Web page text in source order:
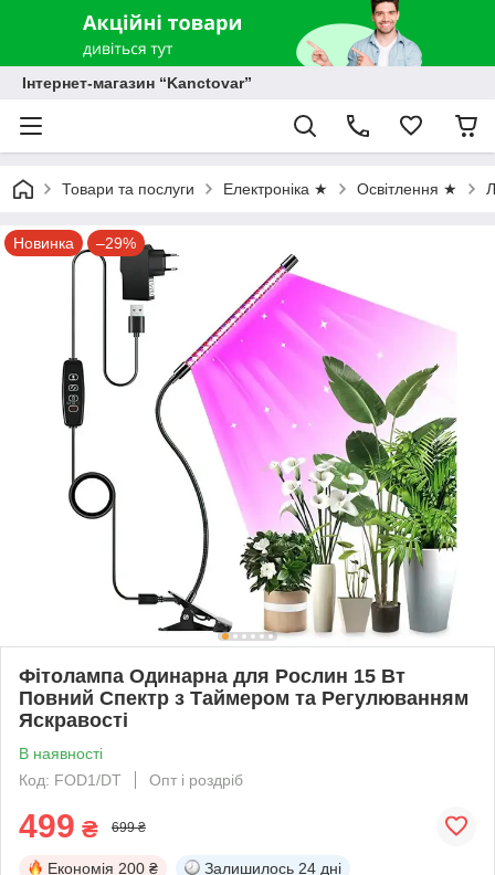
Інтернет-магазин “Kanctovar”
Товари та послуги Електроніка ★ Освітлення ★
Новинка –29%
Фітолампа Одинарна для Рослин 15 Вт
Повний Спектр з Таймером та Регулюванням
Яскравості
В наявності
Код: FOD1/DT
Опт і роздріб
499 ₴ 699 ₴
Економія 200 ₴ Залишилось 24 дні